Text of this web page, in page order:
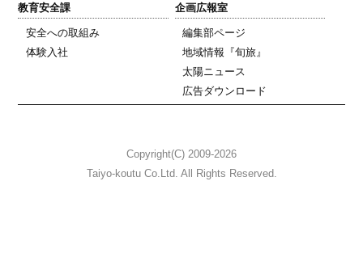
教育安全課
安全への取組み
体験入社
企画広報室
編集部ページ
地域情報『旬旅』
太陽ニュース
広告ダウンロード
Copyright(C) 2009-2026
Taiyo-koutu Co.Ltd. All Rights Reserved.